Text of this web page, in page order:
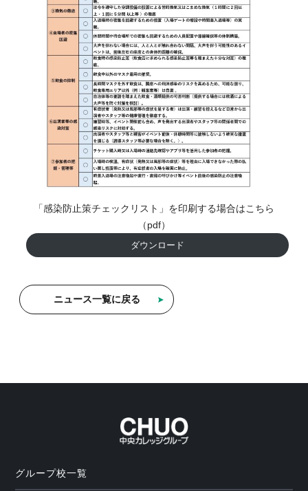
「感染防止策チェックリスト」を印刷する場合はこちら
（pdf）
ダウンロード
ニュース一覧に戻る
グループ校一覧